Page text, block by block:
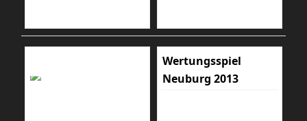
Wertungsspiel
Neuburg 2013